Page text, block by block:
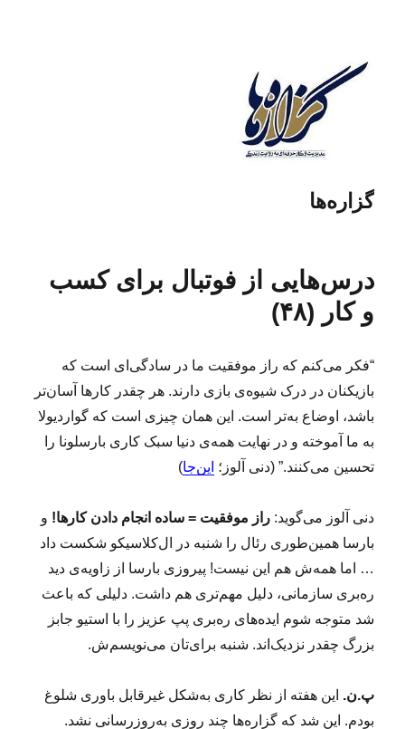
گزاره‌ها
درس‌هایی از فوتبال برای کسب
و کار (۴۸)
“فکر می‌کنم که راز موفقیت ما در سادگی‌ای است که
بازیکنان در درک شیوه‌ی بازی دارند. هر چقدر کارها آسان‌تر
باشد، اوضاع به‌تر است. این همان چیزی است که گواردیولا
به ما آموخته و در نهایت همه‌ی دنیا سبک کاری بارسلونا را
تحسین می‌کنند.” (دنی آلوز؛ این‌جا)
دنی آلوز می‌گوید: راز موفقیت = ساده انجام دادن کارها! و
بارسا همین‌طوری رئال را شنبه در ال‌کلاسیکو شکست داد
… اما همه‌ش هم این نیست! پیروزی بارسا از زاویه‌ی دید
ره‌بری سازمانی، دلیل مهم‌تری هم داشت. دلیلی که باعث
شد متوجه شوم ایده‌های ره‌بری پپ عزیز را با استیو جابز
بزرگ چقدر نزدیک‌اند. شنبه برای‌تان می‌نویسم‌ش.
پ.ن. این هفته از نظر کاری به‌شکل غیرقابل باوری شلوغ
بودم. این شد که گزاره‌ها چند روزی به‌روزرسانی نشد.